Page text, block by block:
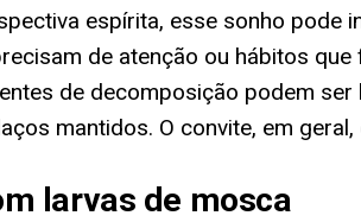
espírita, esse sonho
de atenção ou hábitos
de decomposição podem
mantidos. O convite, em
larvas de mosca